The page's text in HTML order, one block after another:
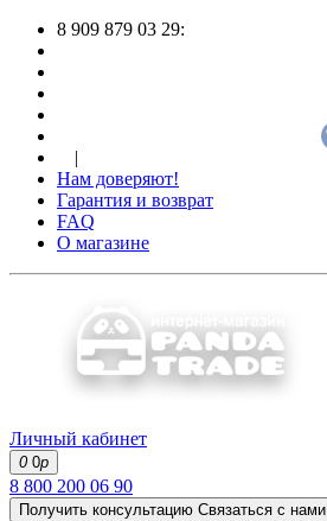
8 909 879 03 29:
|
Нам доверяют!
Гарантия и возврат
FAQ
О магазине
Личный кабинет
0 0р
8 800 200 06 90
Получить консультацию Связаться с нами